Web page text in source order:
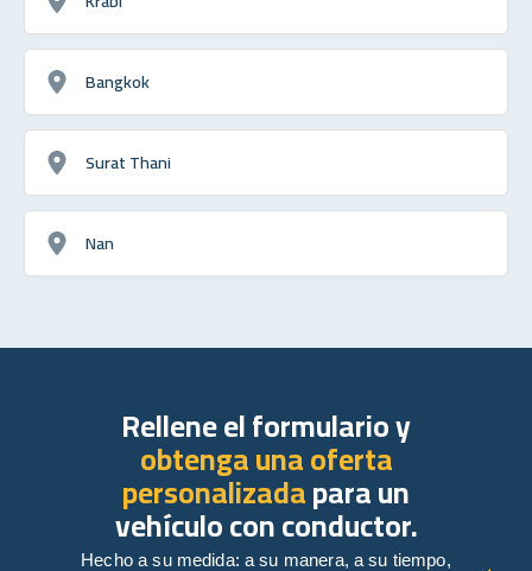
Bangkok
Surat Thani
Nan
Rellene el formulario y
obtenga una oferta
personalizadapara un
vehículo con conductor.
Hecho a su medida: a su manera, a su tiempo,